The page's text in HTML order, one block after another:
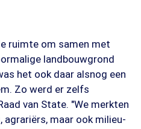
ruimte om samen met
landbouwgrond
het ook daar alsnog een
Zo werd er zelfs
van State. "We merkten
maar ook milieu-